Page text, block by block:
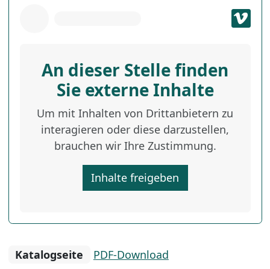
An dieser Stelle finden
Sie externe Inhalte
Um mit Inhalten von Drittanbietern zu
interagieren oder diese darzustellen,
brauchen wir Ihre Zustimmung.
Inhalte freigeben
Katalogseite PDF-Download